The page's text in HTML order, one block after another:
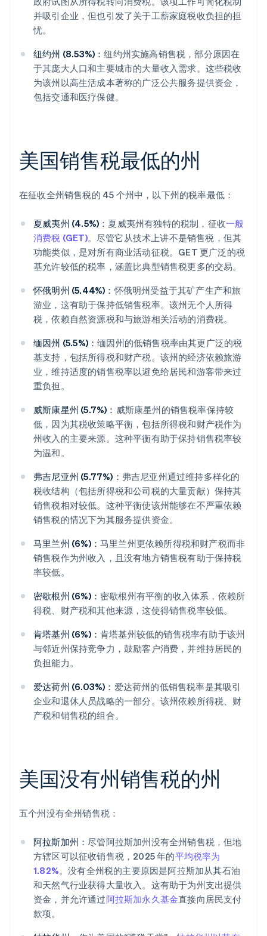
并吸引企业，但也引发了关于工薪家庭税收负担的担
忧。
纽约州 (8.53%)：纽约州实施高销售税，部分原因在
于其庞大人口和主要城市的大量收入需求。这些税收
为该州以高生活成本著称的广泛公共服务提供资金，
包括交通和医疗保健。
美国销售税最低的州
在征收全州销售税的 45 个州中，以下州的税率最低：
夏威夷州 (4.5%)： 夏威夷州有独特的税制，征收一般
消费税 (GET)。尽管它从技术上讲不是销售税，但其
功能类似，是对所有商业活动征税。GET 更广泛的税
基允许较低的税率，涵盖比典型销售税更多的交易。
怀俄明州 (5.44%)：怀俄明州受益于其矿产生产和旅
游业，这有助于保持低销售税率。该州无个人所得
税，依赖自然资源税和与旅游相关活动的消费税。
缅因州 (5.5%)：缅因州的低销售税率由其更广泛的税
基支持，包括所得税和财产税。该州的经济依赖旅游
业，维持适度的销售税率以避免给居民和游客带来过
重负担。
威斯康星州 (5.7%)： 威斯康星州的销售税率保持较
低，因为其税收策略平衡，包括所得税和财产税作为
州收入的主要来源。这种平衡有助于保持销售税率较
为温和。
弗吉尼亚州 (5.77%)： 弗吉尼亚州通过维持多样化的
税收结构（包括所得税和公司税的大量贡献）保持其
销售税相对较低。这种平衡使该州能够在不严重依赖
销售税的情况下为其服务提供资金。
马里兰州 (6%)： 马里兰州更依赖所得税和财产税而非
销售税作为州收入，且没有地方销售税有助于保持税
率较低。
密歇根州 (6%)： 密歇根州有平衡的收入体系，依赖所
得税、财产税和其他来源，这使得销售税率较低。
肯塔基州 (6%)： 肯塔基州较低的销售税率有助于该州
与邻近州保持竞争力，鼓励客户消费，并维持居民的
负担能力。
爱达荷州 (6.03%)： 爱达荷州的低销售税率是其吸引
企业和退休人员战略的一部分。该州依赖所得税、财
产税和销售税的组合。
美国没有州销售税的州
五个州没有全州销售税：
阿拉斯加州： 尽管阿拉斯加州没有全州销售税，但地
方辖区可以征收销售税，2025 年的平均税率为
1.82%。没有全州税的主要原因是阿拉斯加从其石油
和天然气行业获得大量收入。这有助于为州支出提供
资金，并允许通过阿拉斯加永久基金直接向居民支付
款项。